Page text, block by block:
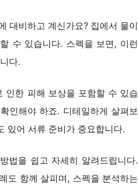
대비하고 계신가요? 집에서 물이
수 있습니다. 스펙을 보면, 이런
다.
인한 피해 보상을 포함할 수 있습
인해야 하죠. 디테일하게 살펴보
있어 서류 준비가 중요합니다.
법을 쉽고 자세히 알려드립니다.
도 함께 살피며, 스펙을 분석하는